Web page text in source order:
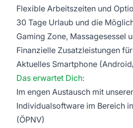
Flexible Arbeitszeiten und
30 Tage Urlaub und die
Gaming Zone, Massagesessel
Finanzielle Zusatzleistungen
Aktuelles Smartphone
Das erwartet Dich:
Im engen Austausch mit
Individualsoftware im Bereich
(ÖPNV)